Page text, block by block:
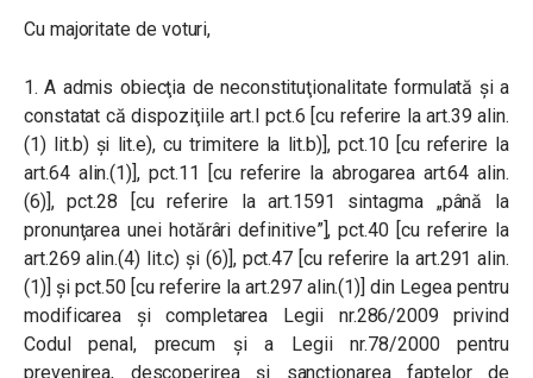
Cu majoritate de voturi,
1. A admis obiecţia de neconstituţionalitate formulată şi a
constatat că dispoziţiile art.I pct.6 [cu referire la art.39 alin.
(1) lit.b) şi lit.e), cu trimitere la lit.b)], pct.10 [cu referire la
art.64 alin.(1)], pct.11 [cu referire la abrogarea art.64 alin.
(6)], pct.28 [cu referire la art.1591 sintagma „până la
pronunţarea unei hotărâri definitive”], pct.40 [cu referire la
art.269 alin.(4) lit.c) şi (6)], pct.47 [cu referire la art.291 alin.
(1)] și pct.50 [cu referire la art.297 alin.(1)] din Legea pentru
modificarea și completarea Legii nr.286/2009 privind
Codul penal, precum şi a Legii nr.78/2000 pentru
prevenirea, descoperirea şi sancţionarea faptelor de